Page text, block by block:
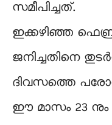
സമീപിച്ചത്.
ഇക്കഴിഞ്ഞ
ജനിച്ചതിനെ
ദിവസത്തെ
ഈ മാസം 23 നും